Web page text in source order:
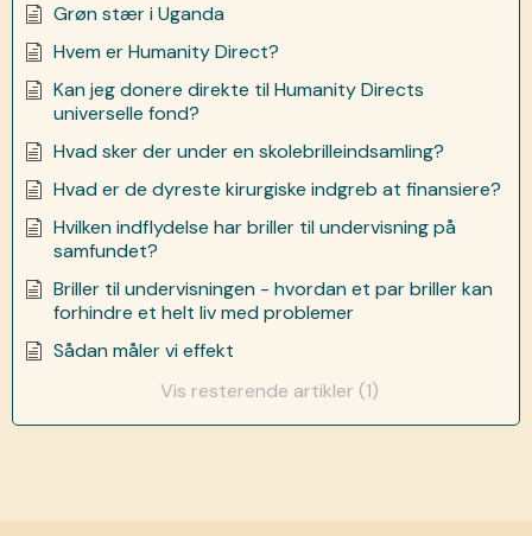
Grøn stær i Uganda
Hvem er Humanity Direct?
Kan jeg donere direkte til Humanity Directs
universelle fond?
Hvad sker der under en skolebrilleindsamling?
Hvad er de dyreste kirurgiske indgreb at finansiere?
Hvilken indflydelse har briller til undervisning på
samfundet?
Briller til undervisningen - hvordan et par briller kan
forhindre et helt liv med problemer
Sådan måler vi effekt
Vis resterende artikler (1)